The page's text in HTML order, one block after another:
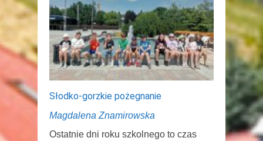
Słodko-gorzkie pożegnanie
Magdalena Znamirowska
Ostatnie dni roku szkolnego to czas